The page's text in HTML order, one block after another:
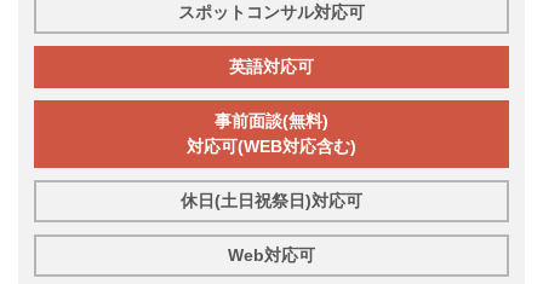
スポットコンサル対応可
英語対応可
事前面談(無料)
対応可(WEB対応含む)
休日(土日祝祭日)対応可
Web対応可